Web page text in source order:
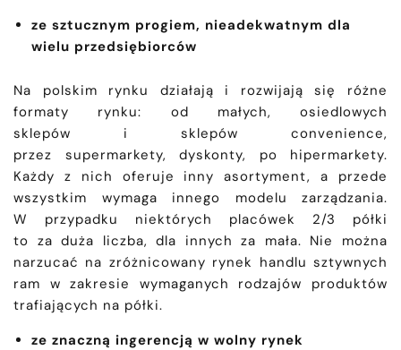
ze sztucznym progiem, nieadekwatnym dla
wielu przedsiębiorców
Na polskim rynku działają i rozwijają się różne
formaty rynku: od małych, osiedlowych
sklepów i sklepów convenience,
przez supermarkety, dyskonty, po hipermarkety.
Każdy z nich oferuje inny asortyment, a przede
wszystkim wymaga innego modelu zarządzania.
W przypadku niektórych placówek 2/3 półki
to za duża liczba, dla innych za mała. Nie można
narzucać na zróżnicowany rynek handlu sztywnych
ram w zakresie wymaganych rodzajów produktów
trafiających na półki.
ze znaczną ingerencją w wolny rynek